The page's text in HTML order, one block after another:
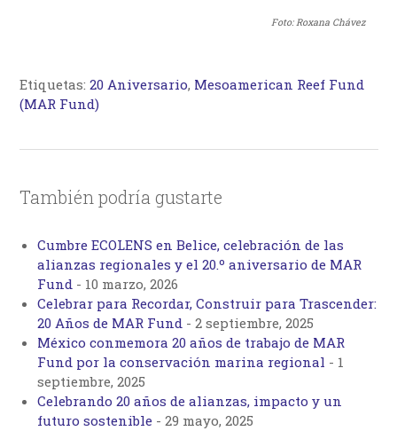
Foto: Roxana Chávez
Etiquetas:20 Aniversario, Mesoamerican Reef Fund
(MAR Fund)
También podría gustarte
Cumbre ECOLENS en Belice, celebración de las
alianzas regionales y el 20.º aniversario de MAR
Fund - 10 marzo, 2026
Celebrar para Recordar, Construir para Trascender:
20 Años de MAR Fund -2 septiembre, 2025
México conmemora 20 años de trabajo de MAR
Fund por la conservación marina regional - 1
septiembre, 2025
Celebrando 20 años de alianzas, impacto y un
futuro sostenible -29 mayo, 2025